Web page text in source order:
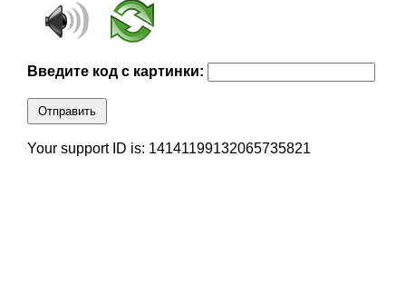
Введите код с картинки:
Отправить
Your support ID is: 14141199132065735821